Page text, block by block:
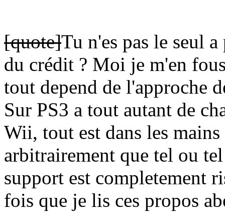
[quote]Tu n'es pas le seul
du crédit ? Moi je m'en
tout depend de l'approche
Sur PS3 a tout autant de
Wii, tout est dans les
arbitrairement que tel ou
support est completement
fois que je lis ces propos